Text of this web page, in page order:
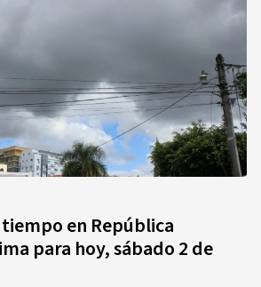
en República
para hoy, sábado 2 de